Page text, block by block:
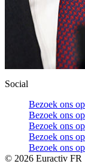
Social
Bezoek ons
Bezoek ons
Bezoek ons
Bezoek ons
Bezoek ons
© 2026 Euractiv FR